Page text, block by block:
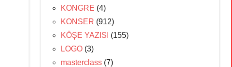
KONGRE (4)
KONSER (912)
KÖŞE YAZISI (155)
LOGO (3)
masterclass (7)